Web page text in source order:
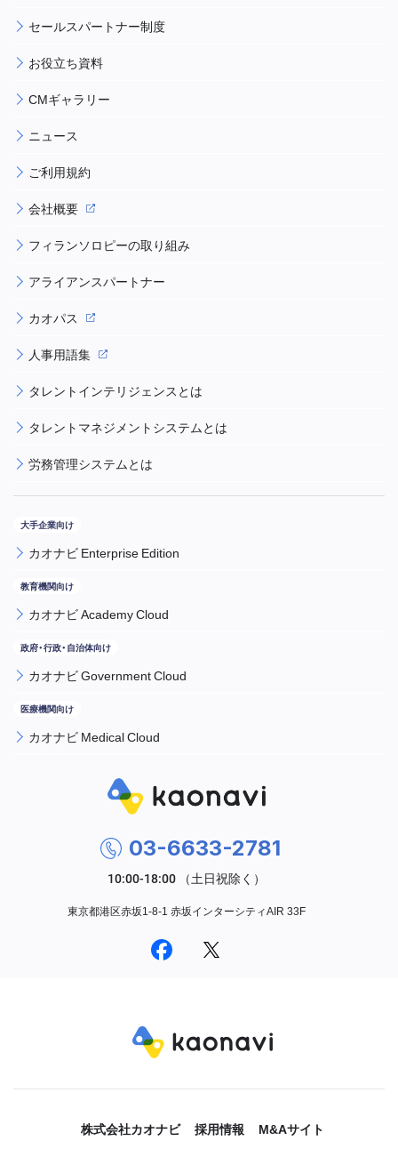
セールスパートナー制度
お役立ち資料
CMギャラリー
ニュース
ご利用規約
会社概要
フィランソロピーの取り組み
アライアンスパートナー
カオパス
人事用語集
タレントインテリジェンスとは
タレントマネジメントシステムとは
労務管理システムとは
カオナビ Enterprise Edition
カオナビ Academy Cloud
カオナビ Government Cloud
カオナビ Medical Cloud
03-6633-2781
東京都港区赤坂1-8-1 赤坂インターシティAIR 33F
株式会社カオナビ 採用情報 M&Aサイト